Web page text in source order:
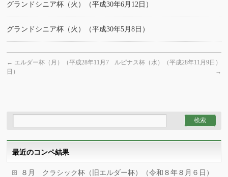
グランドシニア杯（火）（平成30年6月12日）
グランドシニア杯（火）（平成30年5月8日）
← エルダー杯（月）（平成28年11月7
日）
ルピナス杯（水）（平成28年11月9日）
→
最近のコンペ結果
８月 クラシック杯（旧エルダー杯）（令和８年８月６日）